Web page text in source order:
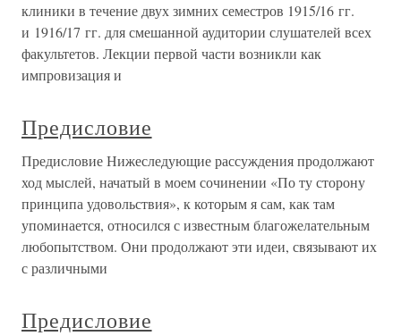
клиники в течение двух зимних семестров 1915/16 гг.
и 1916/17 гг. для смешанной аудитории слушателей всех
факультетов. Лекции первой части возникли как
импровизация и
Предисловие
Предисловие Нижеследующие рассуждения продолжают
ход мыслей, начатый в моем сочинении «По ту сторону
принципа удовольствия», к которым я сам, как там
упоминается, относился с известным благожелательным
любопытством. Они продолжают эти идеи, связывают их
с различными
Предисловие